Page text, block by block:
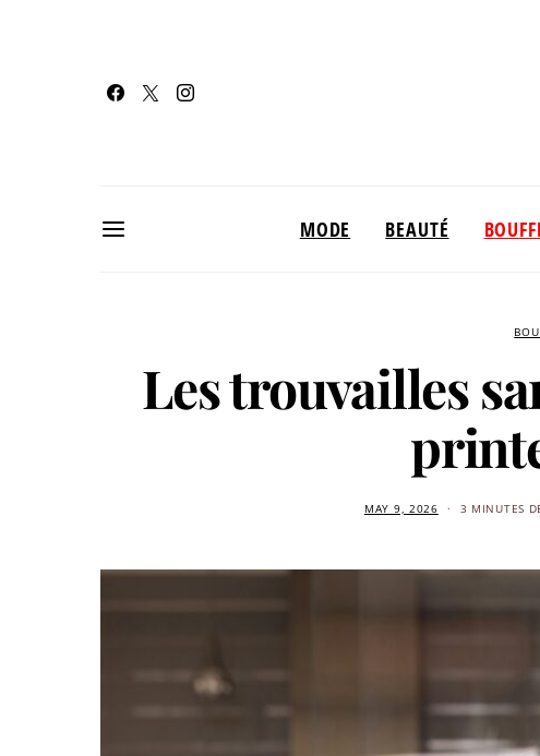
MODE BEAUTÉ
Les trouvailles
MAY 9, 2026 3 MINUTES